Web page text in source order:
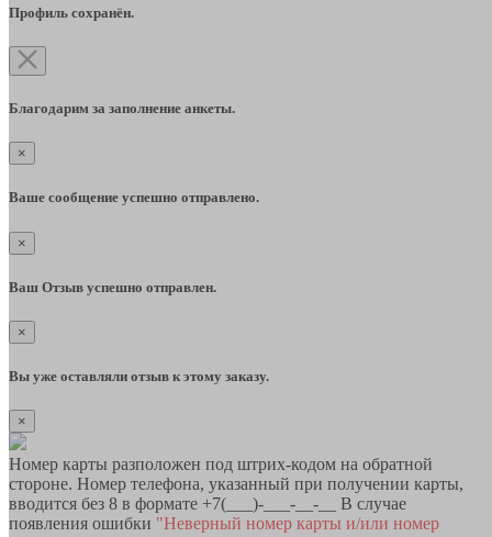
Профиль сохранён.
Благодарим за заполнение анкеты.
×
Ваше сообщение успешно отправлено.
×
Ваш Отзыв успешно отправлен.
×
Вы уже оставляли отзыв к этому заказу.
×
Номер карты разположен под штрих-кодом на обратной
стороне. Номер телефона, указанный при получении карты,
вводится без 8 в формате +7(___)-___-__-__ В случае
появления ошибки "Неверный номер карты и/или номер